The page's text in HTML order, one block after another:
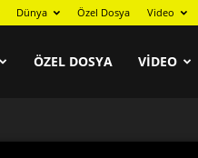
Dünya Özel Dosya Video
ÖZEL DOSYA VIDEO